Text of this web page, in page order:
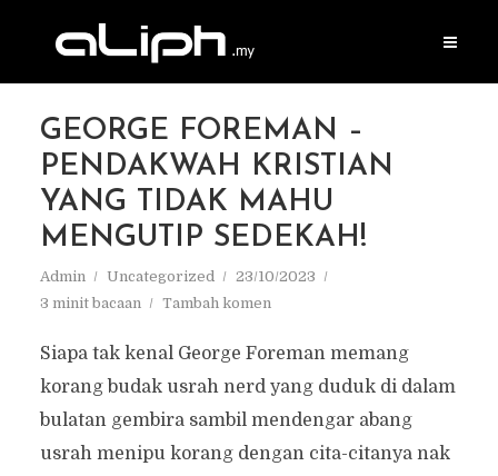
GEORGE FOREMAN –
PENDAKWAH KRISTIAN
YANG TIDAK MAHU
MENGUTIP SEDEKAH!
Admin Uncategorized
23/10/2023
3 minit bacaan
Tambah komen
Siapa tak kenal George Foreman memang
korang budak usrah nerd yang duduk di dalam
bulatan gembira sambil mendengar abang
usrah menipu korang dengan cita-citanya nak